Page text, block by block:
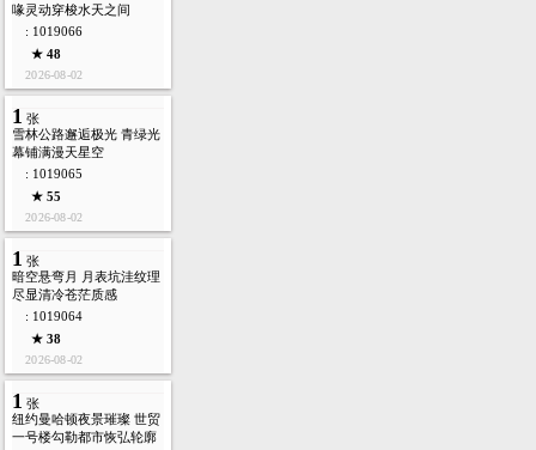
喙灵动穿梭水天之间
: 1019066
★ 48
2026-08-02
1 张
雪林公路邂逅极光 青绿光
幕铺满漫天星空
: 1019065
★ 55
2026-08-02
1 张
暗空悬弯月 月表坑洼纹理
尽显清冷苍茫质感
: 1019064
★ 38
2026-08-02
1 张
纽约曼哈顿夜景璀璨 世贸
一号楼勾勒都市恢弘轮廓